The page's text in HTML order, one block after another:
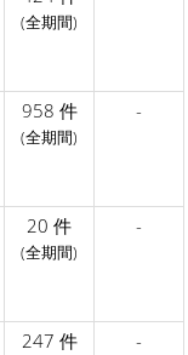
(全期間)
958 件
(全期間)
-
20 件
(全期間)
-
247 件 -